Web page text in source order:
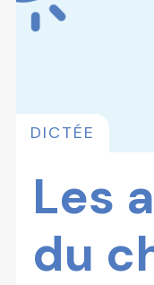
DICTÉE
Les
du